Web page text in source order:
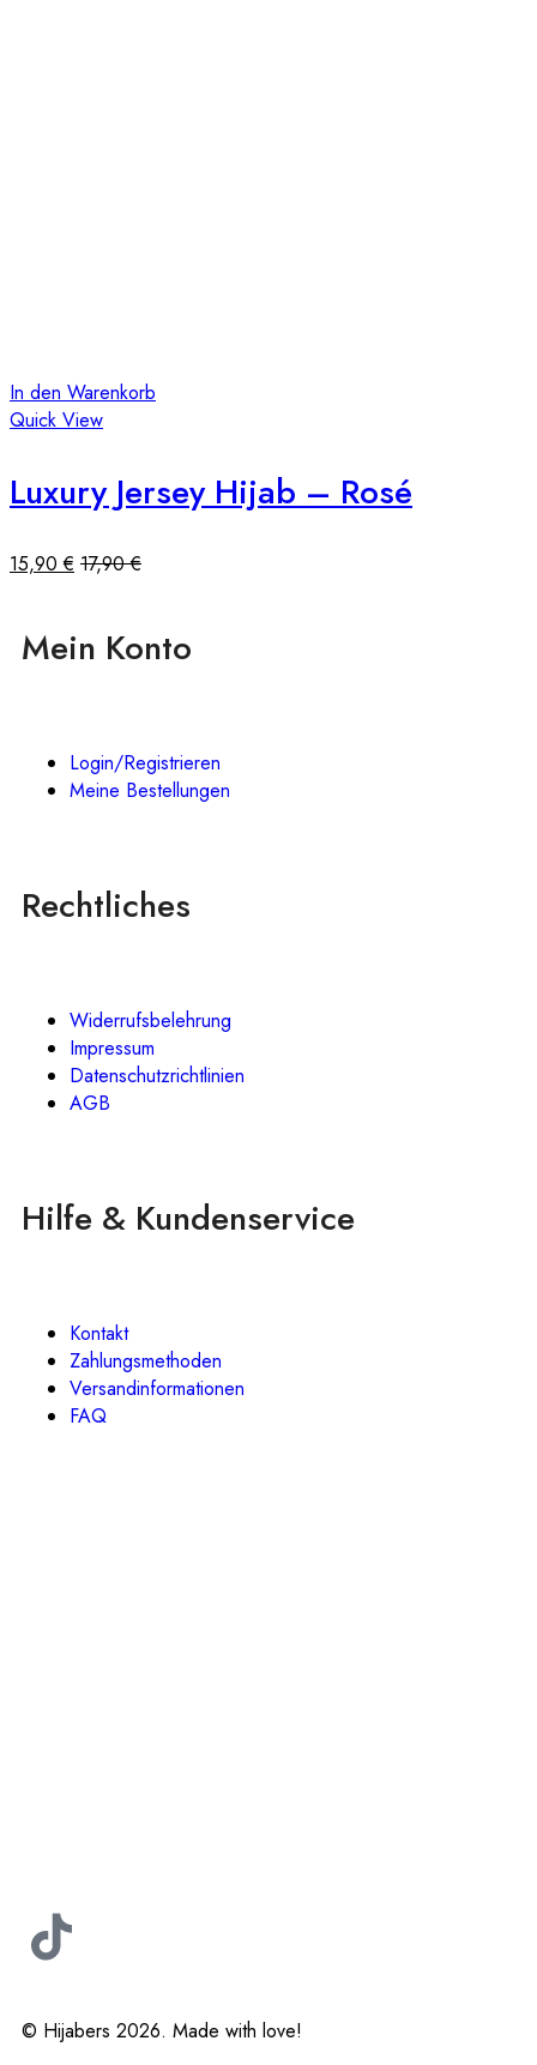
In den Warenkorb
Quick View
Luxury Jersey Hijab – Rosé
15,90€ 17,90€
Mein Konto
Login/Registrieren
Meine Bestellungen
Rechtliches
Widerrufsbelehrung
Impressum
Datenschutzrichtlinien
AGB
Hilfe & Kundenservice
Kontakt
Zahlungsmethoden
Versandinformationen
FAQ
© Hijabers 2026. Made with love!